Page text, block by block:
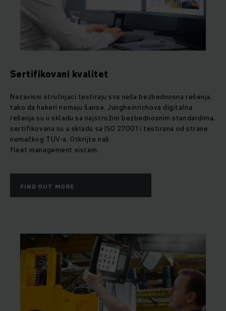
Sertifikovani kvalitet
Nezavisni stručnjaci testiraju sva naša bezbednosna rešenja,
tako da hakeri nemaju šanse. Jungheinrichova digitalna
rešenja su u skladu sa najstrožim bezbednosnim standardima,
sertifikovana su u skladu sa ISO 27001 i testirana od strane
nemačkog TUV-a. Otkrijte naš
fleet management sistem.
FIND OUT MORE